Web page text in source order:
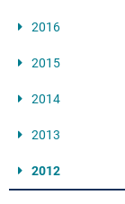
2016
2015
2014
2013
2012